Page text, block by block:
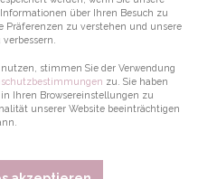
über Ihren Besuch zu
Präferenzen zu verstehen und unsere
stimmen Sie der Verwendung
zu. Sie haben
Ihren Browsereinstellungen zu
unserer Website beeinträchtigen